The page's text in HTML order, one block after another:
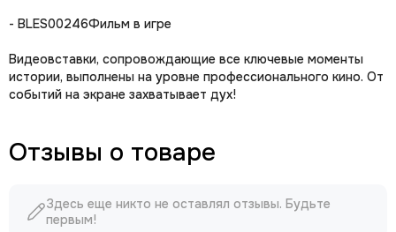
- BLES00246Фильм в игре
Видеовставки, сопровождающие все ключевые моменты
истории, выполнены на уровне профессионального кино. От
событий на экране захватывает дух!
Отзывы о товаре
Здесь еще никто не оставлял отзывы. Будьте
первым!